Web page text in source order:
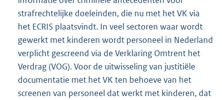
strafrechtelijke doeleinden, die nu met het VK via
het ECRIS plaatsvindt. In veel sectoren waar wordt
gewerkt met kinderen wordt personeel in Nederland
verplicht gescreend via de Verklaring Omtrent het
Verdrag (VOG). Voor de uitwisseling van justitiële
documentatie met het VK ten behoeve van het
screenen van personeel dat werkt met kinderen, dat